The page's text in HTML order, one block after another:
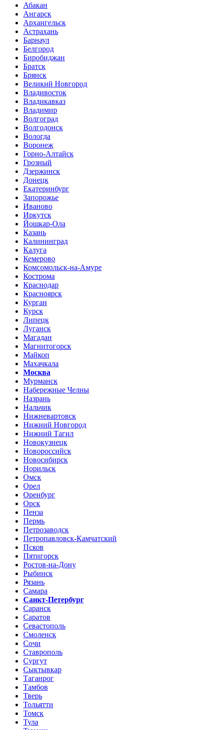
Абакан
Ангарск
Архангельск
Астрахань
Барнаул
Белгород
Биробиджан
Братск
Брянск
Великий Новгород
Владивосток
Владикавказ
Владимир
Волгоград
Волгодонск
Вологда
Воронеж
Горно-Алтайск
Грозный
Дзержинск
Донецк
Екатеринбург
Запорожье
Иваново
Иркутск
Йошкар-Ола
Казань
Калининград
Калуга
Кемерово
Комсомольск-на-Амуре
Кострома
Краснодар
Красноярск
Курган
Курск
Липецк
Луганск
Магадан
Магнитогорск
Майкоп
Махачкала
Москва
Мурманск
Набережные Челны
Назрань
Нальчик
Нижневартовск
Нижний Новгород
Нижний Тагил
Новокузнецк
Новороссийск
Новосибирск
Норильск
Омск
Орел
Оренбург
Орск
Пенза
Пермь
Петрозаводск
Петропавловск-Камчатский
Псков
Пятигорск
Ростов-на-Дону
Рыбинск
Рязань
Самара
Санкт-Петербург
Саранск
Саратов
Севастополь
Смоленск
Сочи
Ставрополь
Сургут
Сыктывкар
Таганрог
Тамбов
Тверь
Тольятти
Томск
Тула